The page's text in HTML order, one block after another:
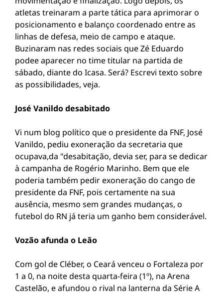
atletas treinaram a parte tática para aprimorar o
posicionamento e balanço coordenado entre as
linhas de defesa, meio de campo e ataque.
Buzinaram nas redes sociais que Zé Eduardo
podee aparecer no time titular na partida de
sábado, diante do Icasa. Será? Escrevi texto sobre
as possibilidades, veja.
José Vanildo desabitado
Vi num blog político que o presidente da FNF, José
Vanildo, pediu exoneração da secretaria que
ocupava,da "desabitação, devia ser, para se dedicar
à campanha de Rogério Marinho. Bem que ele
poderia também pedir exoneração do cango de
presidente da FNF, pois certamente na sua
ausência, mesmo sem grandes mudanças, o
futebol do RN já teria um ganho bem considerável.
Vozão afunda o Leão
Com gol de Cléber, o Ceará venceu o Fortaleza por
1 a 0, na noite desta quarta-feira (1º), na Arena
Castelão, e afundou o rival na lanterna da Série A